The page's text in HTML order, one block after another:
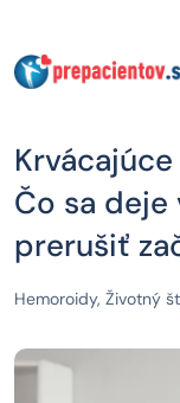
Čo sa deje
prerušiť
Hemoroidy, Životný